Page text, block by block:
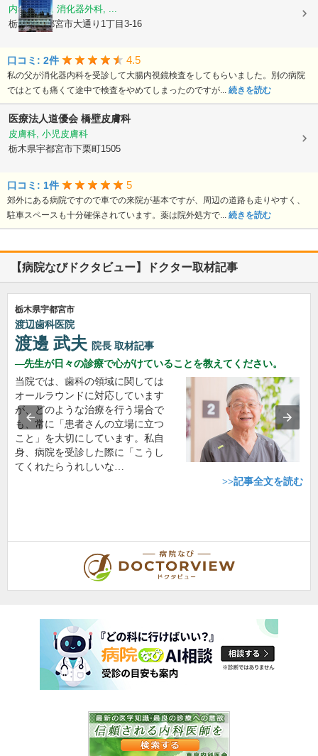
内科, 外科, 消化器外科, ...
栃木県宇都宮市大通り1丁目3-16
口コミ: 2件 4.5
私の父が消化器内科を受診して大腸内視鏡検査をしてもらいました。別の病院
ではとても痛くて途中で検査をやめてしまったのですが... 続きを読む
医療法人道優会 橋壁皮膚科
皮膚科, 小児皮膚科
栃木県宇都宮市下栗町1505
口コミ: 1件 5
郊外にある病院ですので車での来院が基本ですが、周辺の道路も走りやすく、
駐車スペースも十分確保されています。薬は院外処方で... 続きを読む
【病院なびドクタビュー】ドクター取材記事
栃木県宇都宮市
渡辺歯科医院
渡邊 武夫 院長 取材記事
先生が日々の診療で心がけていることを教えてください。
当院では、歯科の領域に関しては
オールラウンドに対応しています
が、どのような治療を行う場合で
も、常に「患者さんの立場に立つ
こと」を大切にしています。私自
身、病院を受診した際に「こうし
てくれたらうれしいな…
>>記事全文を読む